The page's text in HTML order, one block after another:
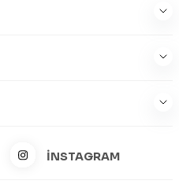
İNSTAGRAM